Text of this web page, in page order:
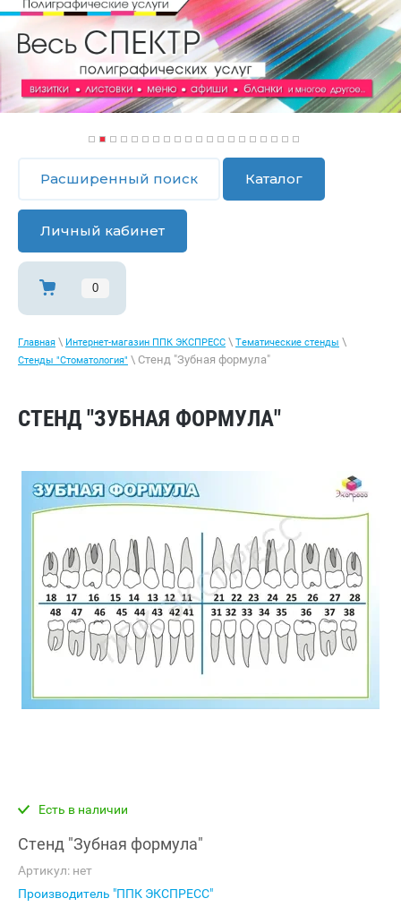
1 2 3 4 5 6 7 8 9 1 1 1 1 1 1 1 1 1 1 2
Расширенный поиск Каталог
Личный кабинет
0
Главная \ Интернет-магазин ППК ЭКСПРЕСС \ Тематические стенды \
Стенды "Стоматология" \ Стенд "Зубная формула"
СТЕНД "ЗУБНАЯ ФОРМУЛА"
Есть в наличии
Стенд "Зубная формула"
Артикул: нет
Производитель "ППК ЭКСПРЕСС"